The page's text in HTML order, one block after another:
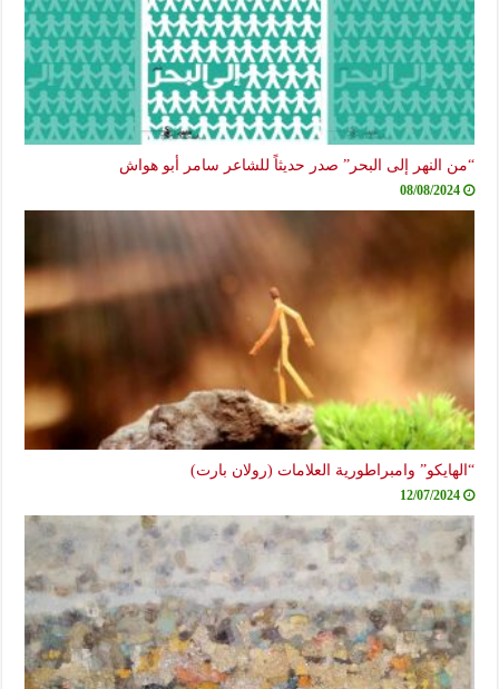
“من النهر إلى البحر” صدر حديثاً للشاعر سامر أبو هواش
08/08/2024
“الهايكو” وامبراطورية العلامات (رولان بارت)
12/07/2024